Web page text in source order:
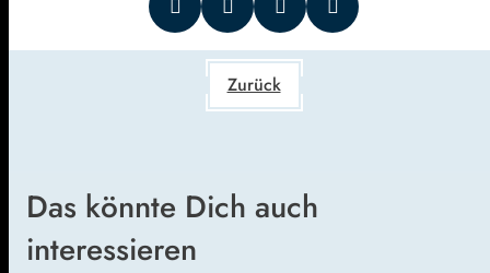
Zurück
Das könnte Dich auch
interessieren